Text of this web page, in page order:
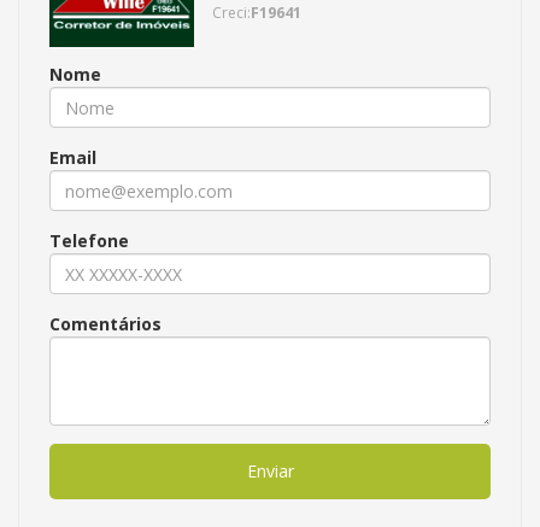
Creci:F19641
Nome
Email
Telefone
Comentários
Enviar